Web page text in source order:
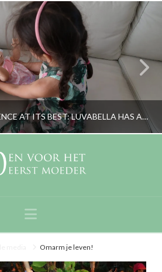
ARTIFICIAL INTELLIGENCE AT ITS BEST: LUVABELLA HAS ARRIVED
RORYBLOKZIJL
Navigation
Omarm je leven!